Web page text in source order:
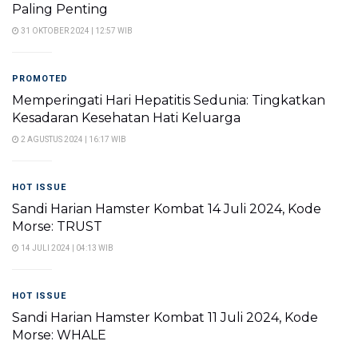
Paling Penting
31 OKTOBER 2024 | 12:57 WIB
PROMOTED
Memperingati Hari Hepatitis Sedunia: Tingkatkan
Kesadaran Kesehatan Hati Keluarga
2 AGUSTUS 2024 | 16:17 WIB
HOT ISSUE
Sandi Harian Hamster Kombat 14 Juli 2024, Kode
Morse: TRUST
14 JULI 2024 | 04:13 WIB
HOT ISSUE
Sandi Harian Hamster Kombat 11 Juli 2024, Kode
Morse: WHALE